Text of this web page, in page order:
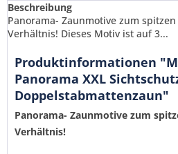
Beschreibung
Panorama- Zaunmotive zum
Verhältnis! Dieses Motiv ist auf 3...
Produktinformationen
Panorama XXL
Doppelstabmattenzaun"
Panorama- Zaunmotive zum
Verhältnis!